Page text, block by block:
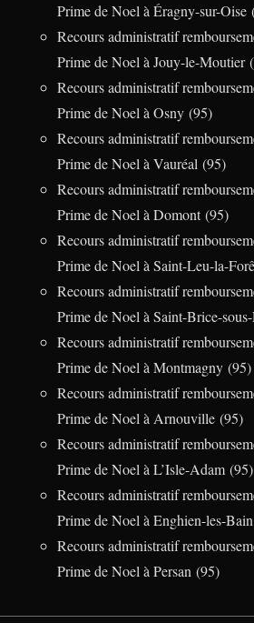
Prime de Noel à Éragny-sur-Oise
Recours administratif
Prime de Noel à Jouy-le-Moutier
Recours administratif
Prime de Noel à Osny (95)
Recours administratif
Prime de Noel à Vauréal (95)
Recours administratif
Prime de Noel à Domont (95)
Recours administratif
Prime de Noel à Saint-Leu-la-
Recours administratif
Prime de Noel à Saint-Brice-
Recours administratif
Prime de Noel à Montmagny (95)
Recours administratif
Prime de Noel à Arnouville (95)
Recours administratif
Prime de Noel à L’Isle-Adam (95)
Recours administratif
Prime de Noel à Enghien-les-
Recours administratif
Prime de Noel à Persan (95)